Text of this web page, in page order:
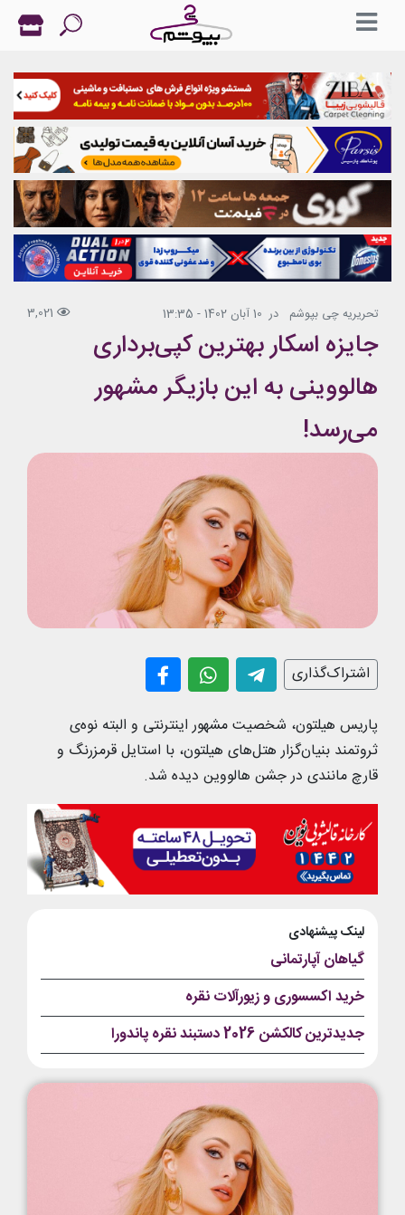
تحریریه چی بپوشم در 10 آبان 1402 - 13:35 3,021
جایزه اسکار بهترین کپی‌برداری
هالووینی به این بازیگر مشهور
می‌رسد!
اشتراک‌گذاری
پاریس هیلتون، شخصیت مشهور اینترنتی و البته نوه‌ی
ثروتمند بنیان‌گزار هتل‌های هیلتون، با استایل قرمزرنگ و
قارچ مانندی در جشن هالووین دیده شد.
لینک پیشنهادی
گیاهان آپارتمانی
خرید اکسسوری و زیورآلات نقره
جدیدترین کالکشن 2026 دستبند نقره پاندورا